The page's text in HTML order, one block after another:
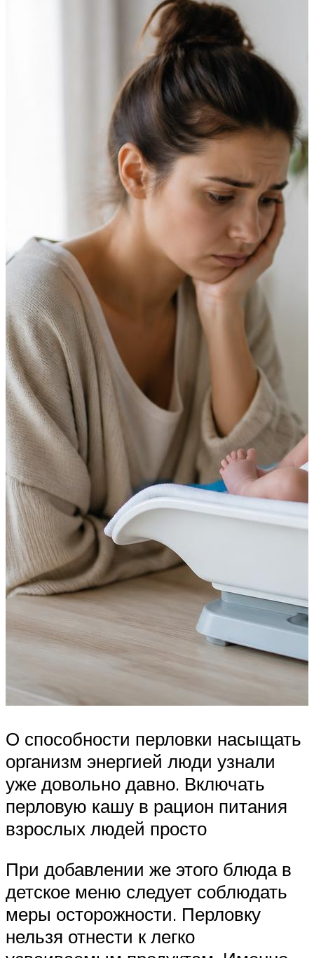
О способности перловки насыщать
организм энергией люди узнали
уже довольно давно. Включать
перловую кашу в рацион питания
взрослых людей просто
При добавлении же этого блюда в
детское меню следует соблюдать
меры осторожности. Перловку
нельзя отнести к легко